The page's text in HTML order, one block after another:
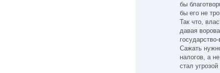
бы
бы его не
Так что,
давая
Сажать
налогов, а
стал